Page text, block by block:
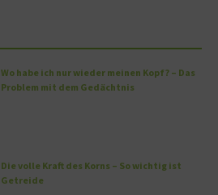
Wo habe ich nur wieder meinen Kopf? – Das
Problem mit dem Gedächtnis
Die volle Kraft des Korns – So wichtig ist
Getreide